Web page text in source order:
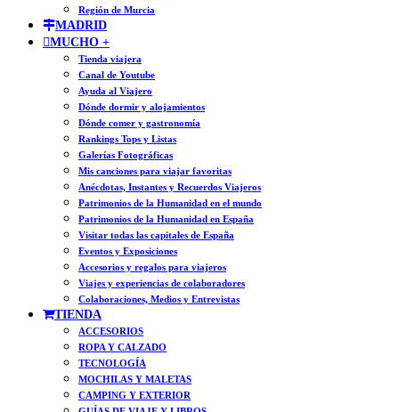
Región de Murcia
MADRID
MUCHO +
Tienda viajera
Canal de Youtube
Ayuda al Viajero
Dónde dormir y alojamientos
Dónde comer y gastronomía
Rankings Tops y Listas
Galerías Fotográficas
Mis canciones para viajar favoritas
Anécdotas, Instantes y Recuerdos Viajeros
Patrimonios de la Humanidad en el mundo
Patrimonios de la Humanidad en España
Visitar todas las capitales de España
Eventos y Exposiciones
Accesorios y regalos para viajeros
Viajes y experiencias de colaboradores
Colaboraciones, Medios y Entrevistas
TIENDA
ACCESORIOS
ROPA Y CALZADO
TECNOLOGÍA
MOCHILAS Y MALETAS
CAMPING Y EXTERIOR